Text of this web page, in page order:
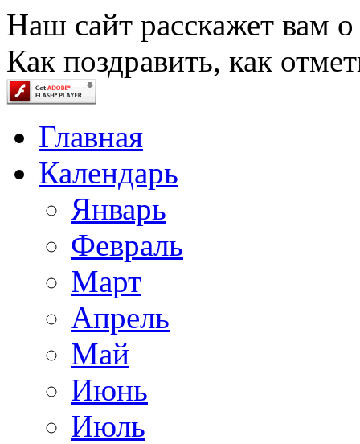
Наш сайт расскажет вам о
Как поздравить, как
Главная
Календарь
Январь
Февраль
Март
Апрель
Май
Июнь
Июль